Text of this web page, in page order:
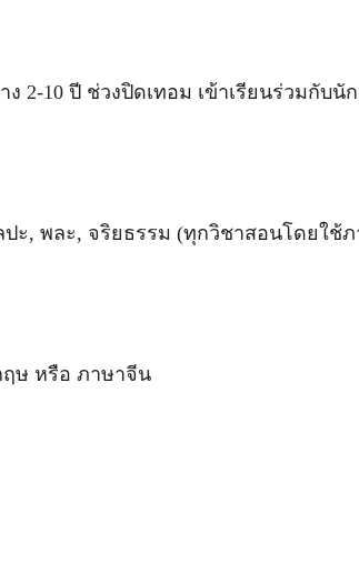
2-10 ปี ช่วงปิดเทอม เข้าเรียนร่วมกับนั
ะ, พละ, จริยธรรม (ทุกวิชาสอนโดยใช้ภ
ฤษ หรือ ภาษาจีน